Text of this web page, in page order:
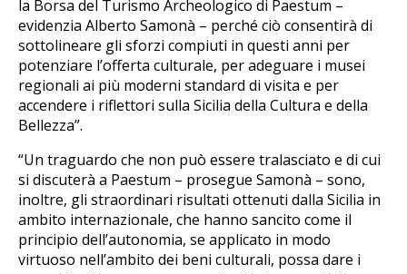
la Borsa del Turismo Archeologico di Paestum –
evidenzia Alberto Samonà – perché ciò consentirà di
sottolineare gli sforzi compiuti in questi anni per
potenziare l’offerta culturale, per adeguare i musei
regionali ai più moderni standard di visita e per
accendere i riflettori sulla Sicilia della Cultura e della
Bellezza”.
“Un traguardo che non può essere tralasciato e di cui
si discuterà a Paestum – prosegue Samonà – sono,
inoltre, gli straordinari risultati ottenuti dalla Sicilia in
ambito internazionale, che hanno sancito come il
principio dell’autonomia, se applicato in modo
virtuoso nell’ambito dei beni culturali, possa dare i